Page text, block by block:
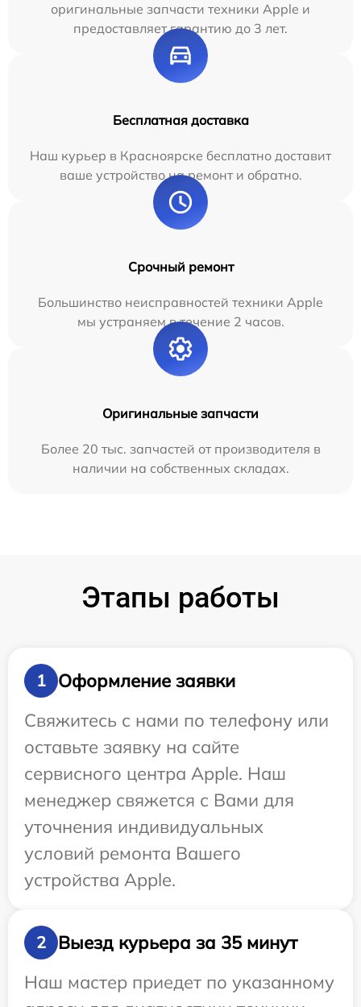
оригинальные запчасти техники Apple и
предоставляет гарантию до 3 лет.
Бесплатная доставка
Наш курьер в Красноярске бесплатно доставит
ваше устройство на ремонт и обратно.
Срочный ремонт
Большинство неисправностей техники Apple
мы устраняем в течение 2 часов.
Оригинальные запчасти
Более 20 тыс. запчастей от производителя в
наличии на собственных складах.
Этапы работы
1
Оформление заявки
Свяжитесь с нами по телефону или
оставьте заявку на сайте
сервисного центра Apple. Наш
менеджер свяжется с Вами для
уточнения индивидуальных
условий ремонта Вашего
устройства Apple.
2
Выезд курьера за 35 минут
Наш мастер приедет по указанному